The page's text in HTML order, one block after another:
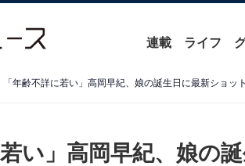
連載 ライフ
「年齢不詳に若い」高岡早紀、娘の誕生日に最新ショッ
若い」高岡早紀、娘の